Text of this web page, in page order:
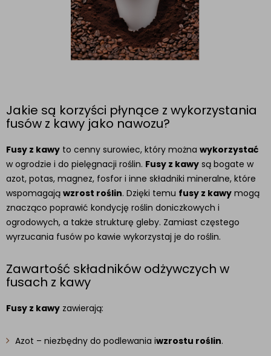
Jakie są korzyści płynące z wykorzystania
fusów z kawy jako nawozu?
Fusy z kawy to cenny surowiec, który można wykorzystać
w ogrodzie i do pielęgnacji roślin. Fusy z kawy są bogate w
azot, potas, magnez, fosfor i inne składniki mineralne, które
wspomagają wzrost roślin. Dzięki temu fusy z kawy mogą
znacząco poprawić kondycję roślin doniczkowych i
ogrodowych, a także strukturę gleby. Zamiast częstego
wyrzucania fusów po kawie wykorzystaj je do roślin.
Zawartość składników odżywczych w
fusach z kawy
Fusy z kawy zawierają:
Azot – niezbędny do podlewania iwzrostu roślin.